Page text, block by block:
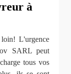
à
L'urgence
SARL peut
tous vos